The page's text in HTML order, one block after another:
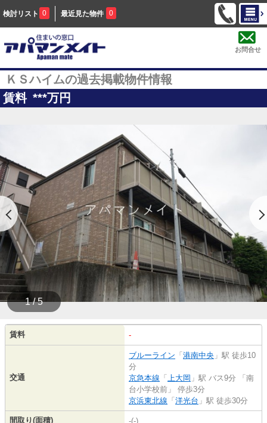
検討リスト 0 最近見た物件 0
お問合せ
ＫＳハイムの過去掲載物件情報
賃料 ***万円
1 / 5
賃料 -
交通
ブルーライン 「 港南中央 」駅 徒歩10
分
京急本線 「 上大岡 」駅 バス9分 「南
台小学校前」 停歩3分
京浜東北線 「 洋光台 」駅 徒歩30分
間取り(面積) -(-)